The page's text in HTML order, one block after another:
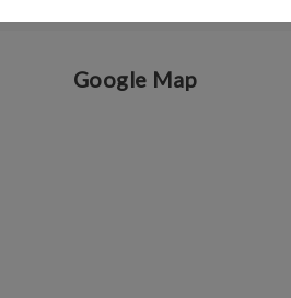
Google Map